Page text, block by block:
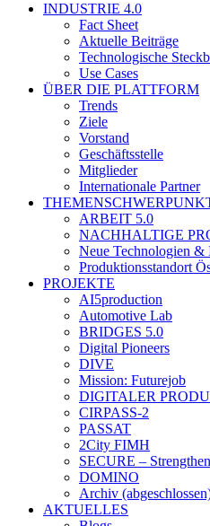
INDUSTRIE 4.0
Fact Sheet
Aktuelle Beiträge
Technologische
Use Cases
ÜBER DIE PLATTFORM
Trends
Ziele
Vorstand
Geschäftsstelle
Mitglieder
Internationale Partner
ARBEIT 5.0
NACHHALTIGE
Neue Technologien &
Produktionsstandort
PROJEKTE
AI5production
Automotive Lab
BRIDGES 5.0
Digital Pioneers
DIVE
Mission: Futurejob
DIGITALER
CIRPASS-2
PASSAT
2City FIMH
SECURE –
DOMINO
Archiv
AKTUELLES